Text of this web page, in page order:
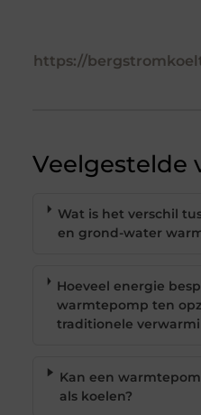
https://
Veelgestelde
Wat is het verschil
en grond-water
Hoeveel energie
warmtepomp ten
traditionele
Kan een
als koelen?